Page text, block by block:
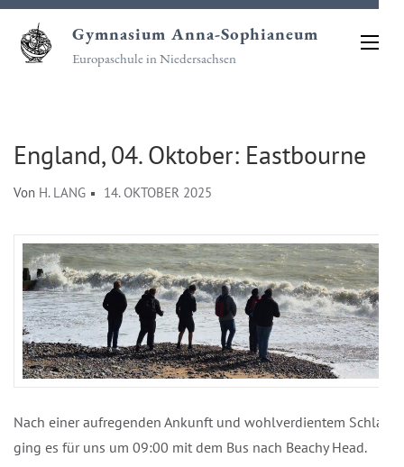
Zum
Inhalt
springen
Gymnasium Anna-Sophianeum
Europaschule in Niedersachsen
England, 04. Oktober: Eastbourne
Von H. LANG 14. OKTOBER 2025
Nach einer aufregenden Ankunft und wohlverdientem Schlaf
ging es für uns um 09:00 mit dem Bus nach Beachy Head.